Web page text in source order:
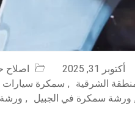
أكتوبر 31, 2025 اصلاح
الشرقية
, سمكرة سيارات
, ورشة سمكرة في الجبيل ,